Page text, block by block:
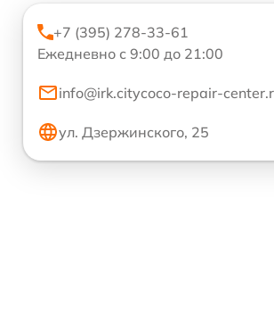
+7 (395) 278-33-61
Ежедневно с 9:00 до 21:00
info@irk.citycoco-repair-
ул. Дзержинского, 25